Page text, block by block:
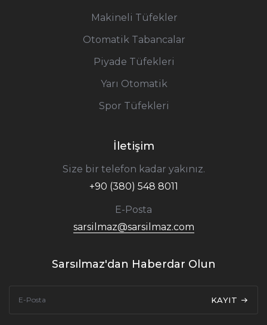
Makineli Tüfekler
Otomatik Tabancalar
Piyade Tüfekleri
Yarı Otomatik
Spor Tüfekleri
İletişim
Size bir telefon kadar yakınız.
+90 (380) 548 8011
E-Posta
sarsilmaz@sarsilmaz.com
Sarsılmaz'dan Haberdar Olun
KAYIT